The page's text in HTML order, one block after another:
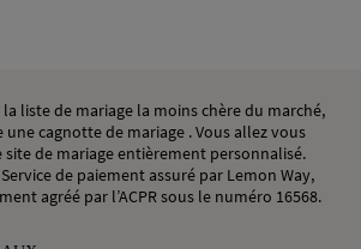
la liste de mariage la moins chère du marché,
cagnotte de mariage . Vous allez vous
site de mariage entièrement personnalisé.
de paiement assuré par Lemon Way,
agréé par l’ACPR sous le numéro 16568.